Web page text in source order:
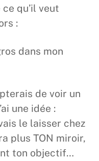
qu’il veut
:
dans mon
de voir un
une idée :
le laisser chez
plus TON miroir,
ton objectif…